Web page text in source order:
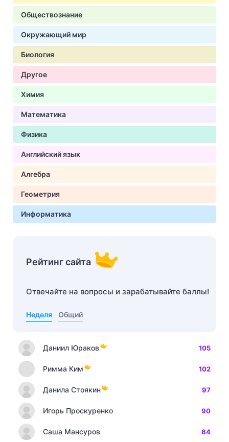
Обществознание
Окружающий мир
Биология
Другое
Химия
Математика
Физика
Английский язык
Алгебра
Геометрия
Информатика
Рейтинг сайта
Отвечайте на вопросы и зарабатывайте баллы!
Неделя Общий
Даниил Юраков 105
Римма Ким 102
Данила Стоякин 97
Игорь Проскуренко 90
Саша Мансуров 64